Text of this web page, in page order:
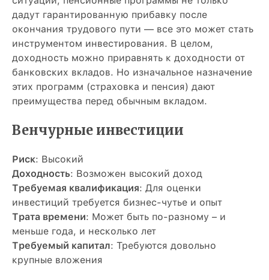
дадут гарантированную прибавку после
окончания трудового пути — все это может стать
инструментом инвестирования. В целом,
доходность можно приравнять к доходности от
банковских вкладов. Но изначальное назначение
этих программ (страховка и пенсия) дают
преимущества перед обычным вкладом.
Венчурные инвестиции
Риск: Высокий
Доходность: Возможен высокий доход
Требуемая квалификация: Для оценки
инвестиций требуется бизнес-чутье и опыт
Трата времени: Может быть по-разному – и
меньше года, и несколько лет
Требуемый капитал: Требуются довольно
крупные вложения